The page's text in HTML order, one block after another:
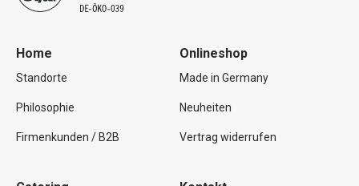
Home
Standorte
Philosophie
Firmenkunden / B2B
Onlineshop
Made in Germany
Neuheiten
Vertrag widerrufen